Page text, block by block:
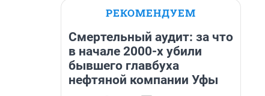
РЕКОМЕНДУЕМ
Смертельный аудит: за что
в начале 2000-х убили
бывшего главбуха
нефтяной компании Уфы